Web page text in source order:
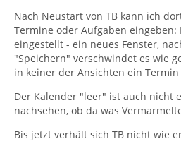
Nach Neustart von TB kann ich
Termine oder Aufgaben eingeben:
eingestellt - ein neues Fenster,
"Speichern" verschwindet es wie
in keiner der Ansichten ein Termin
Der Kalender "leer" ist auch nicht
nachsehen, ob da was
Bis jetzt verhält sich TB nicht wie